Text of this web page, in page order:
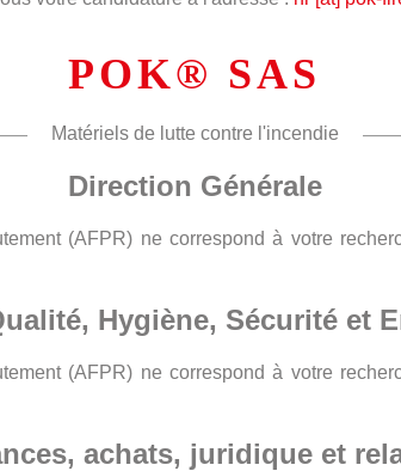
POK® SAS
Matériels de lutte contre l'incendie
Direction Générale
(AFPR) ne correspond à votre
Hygiène, Sécurité et
(AFPR) ne correspond à votre
achats, juridique et